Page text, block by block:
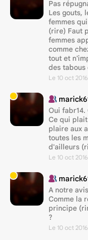
Pas
Les gouts,
femmes
(rire) Faut
femmes
comme
tout et
des tabous
Le 10 oct 2016
Oui fabr14.
Ce qui
plaire aux
toutes les
d'ailleurs
Le 10 oct 2016
A notre
Comme la
principe
?
Le 10 oct 2016